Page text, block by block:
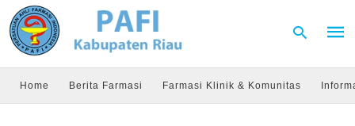
Home Berita Farmasi Farmasi Klinik & Komunitas